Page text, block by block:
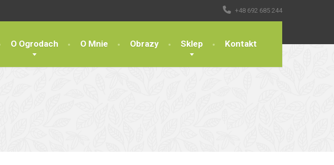
+48 692 685 244
O Ogrodach O Mnie Obrazy Sklep Kontakt